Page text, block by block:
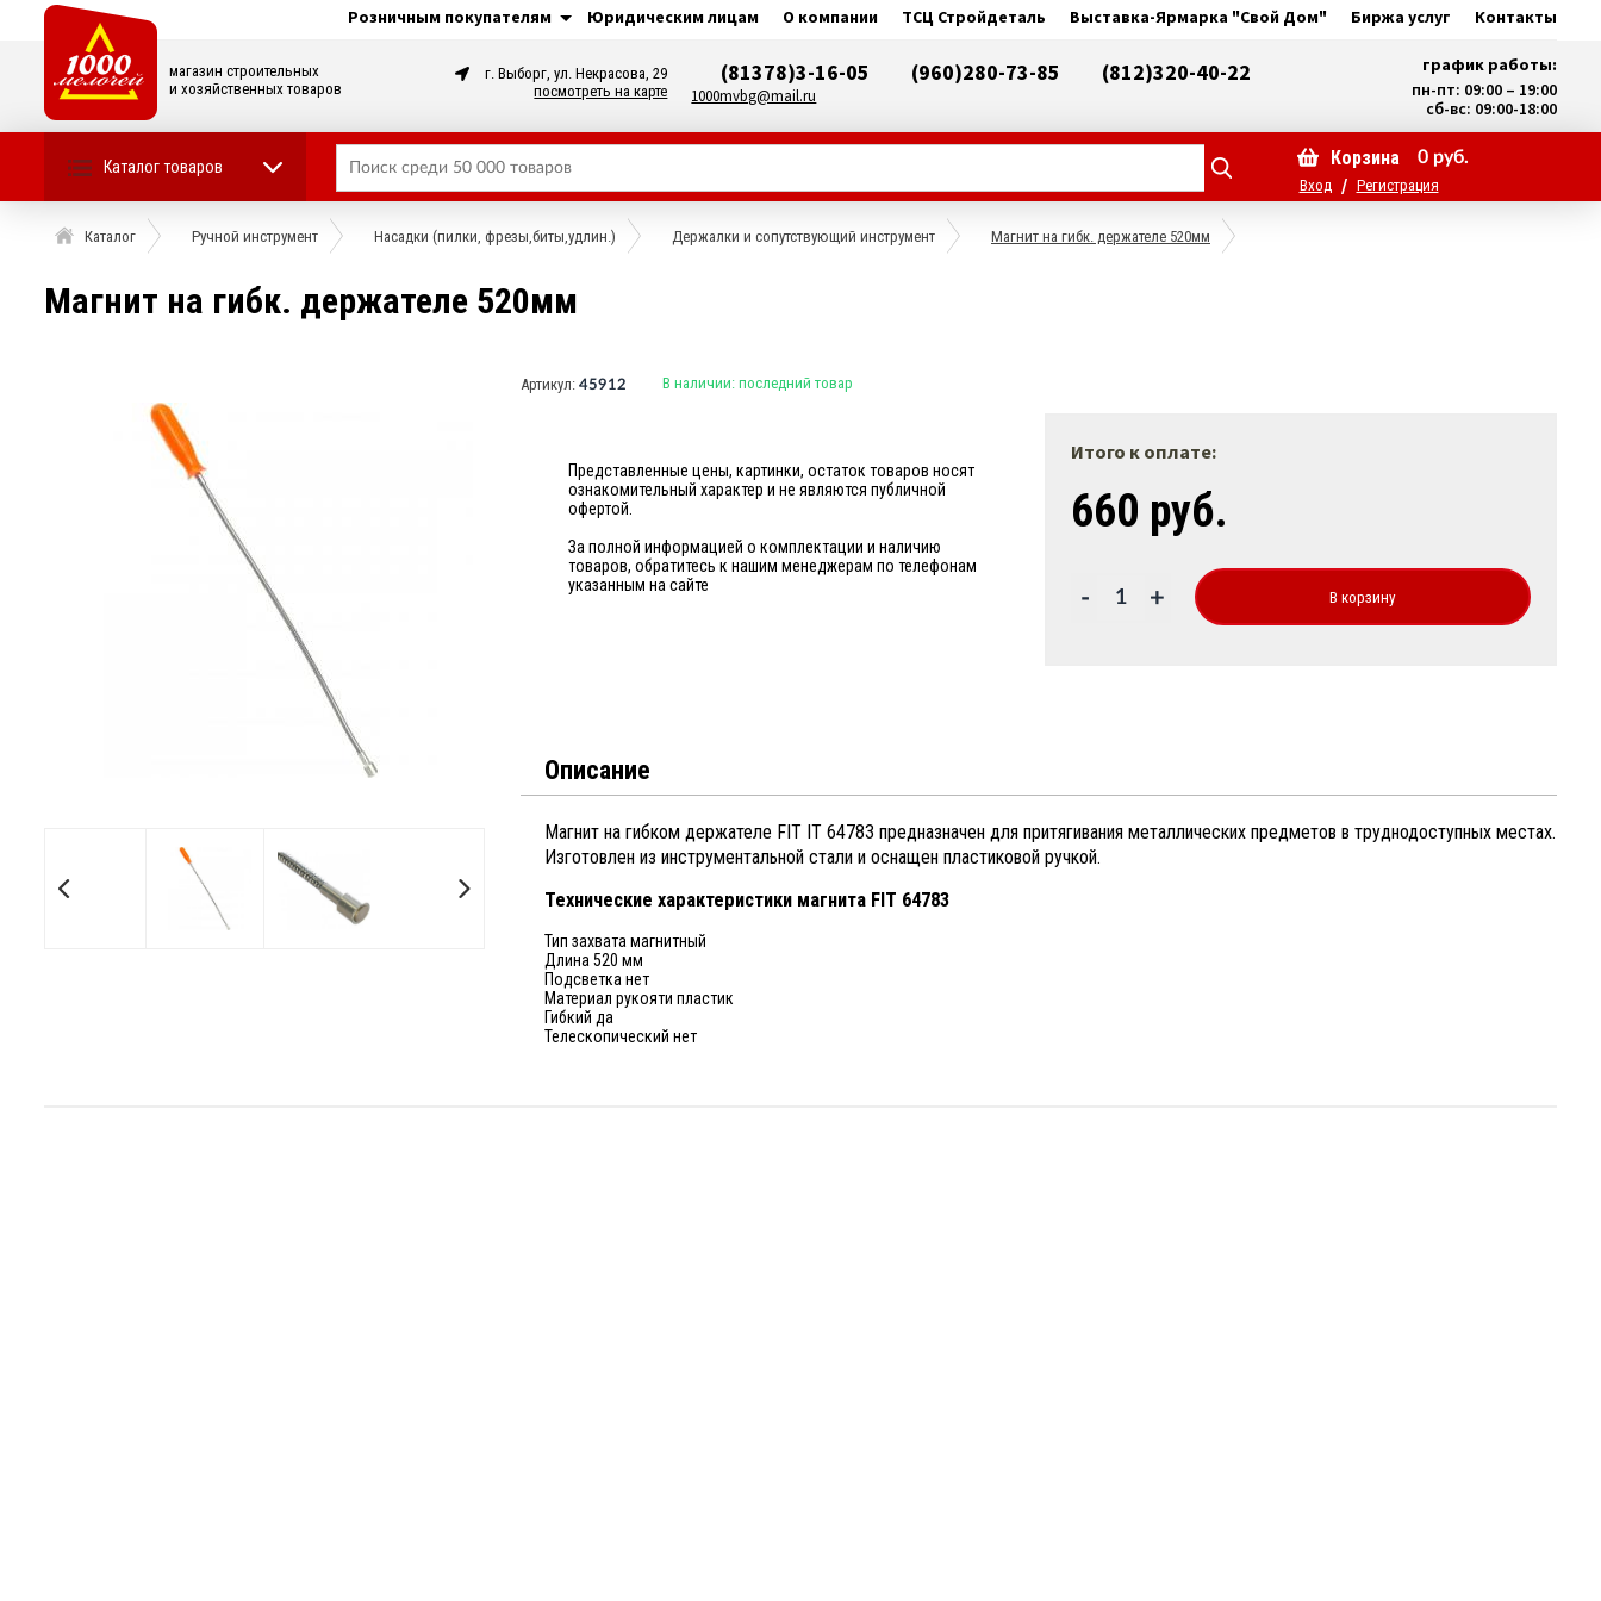
Розничным покупателям Юридическим лицам О компании ТСЦ Стройдеталь Выставка-Ярмарка "Свой Дом" Биржа услуг Контакты
магазин строительных
и хозяйственных товаров
г. Выборг, ул. Некрасова, 29
посмотреть на карте
(81378)3-16-05 (960)280-73-85 (812)320-40-22
1000mvbg@mail.ru
график работы:
пн-пт: 09:00 – 19:00
сб-вс: 09:00-18:00
Каталог товаров Корзина 0руб.
Вход / Регистрация
Каталог Ручной инструмент Насадки (пилки, фрезы,биты,удлин.) Держалки и сопутствующий инструмент Магнит на гибк. держателе 520мм
Магнит на гибк. держателе 520мм
Артикул: 45912 В наличии: последний товар
Представленные цены, картинки, остаток товаров носят
ознакомительный характер и не являются публичной
офертой.
За полной информацией о комплектации и наличию
товаров, обратитесь к нашим менеджерам по телефонам
указанным на сайте
Итого к оплате:
660 руб.
+
- В корзину
Описание
Магнит на гибком держателе FIT IT 64783 предназначен для притягивания металлических предметов в труднодоступных местах.
Изготовлен из инструментальной стали и оснащен пластиковой ручкой.
Технические характеристики магнита FIT 64783
Тип захвата магнитный
Длина 520 мм
Подсветка нет
Материал рукояти пластик
Гибкий да
Телескопический нет